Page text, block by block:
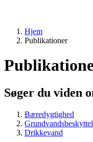
Hjem
Publikationer
Søger du viden
Bæredygtighed
Drikkevand